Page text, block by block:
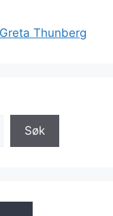
Thunberg
Søk